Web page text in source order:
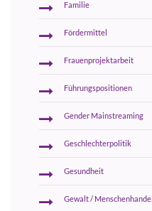
Familie
Fördermittel
Frauenprojektarbeit
Führungspositionen
Gender Mainstreaming
Geschlechterpolitik
Gesundheit
Gewalt / Menschenhandel